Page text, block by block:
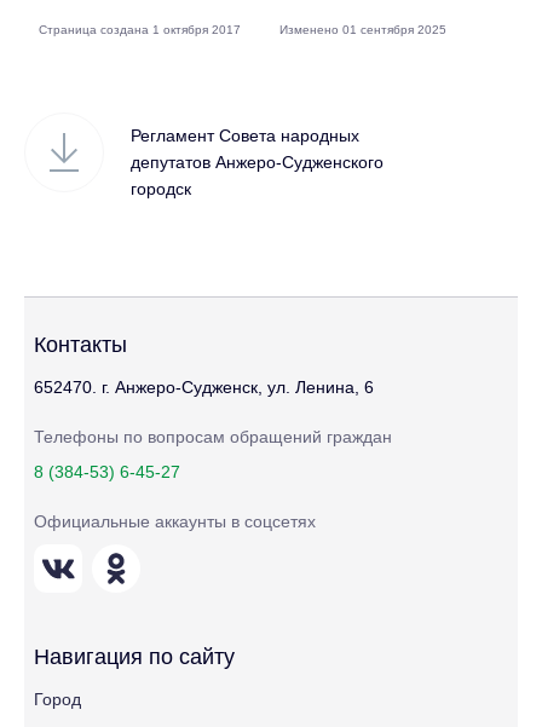
Регламент Совета народных
депутатов Анжеро-Судженского
городск
Страница создана 1 октября 2017 Изменено 01 сентября 2025
Контакты
652470. г. Анжеро-Судженск, ул. Ленина, 6
Телефоны по вопросам обращений граждан
8 (384-53) 6-45-27
Официальные аккаунты в соцсетях
Навигация по сайту
Город